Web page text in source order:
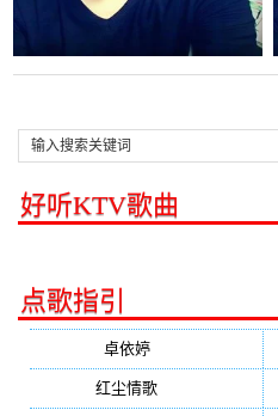
好听KTV歌曲
点歌指引
卓依婷(350)
红尘情歌